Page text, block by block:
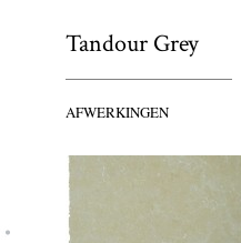
Tandour Grey
AFWERKINGEN